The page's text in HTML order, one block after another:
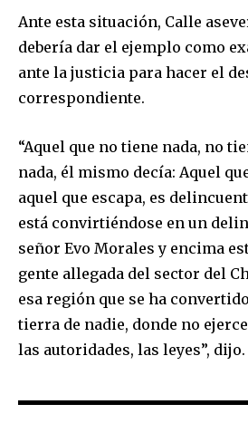
Join our community
SUBSCRIBERS and
conversation.
To subscribe, simply enter your email
or click the subscribe button below.
your privacy and won't spam your
safe with us.
Ante esta situación, Calle
debería dar el ejemplo como
ante la justicia para hacer el
correspondiente.
“Aquel que no tiene nada, no
nada, él mismo decía: Aquel
aquel que escapa, es
está convirtiéndose en un
señor Evo Morales y encima
gente allegada del sector del
esa región que se ha
tierra de nadie, donde no
las autoridades, las leyes”, dijo.